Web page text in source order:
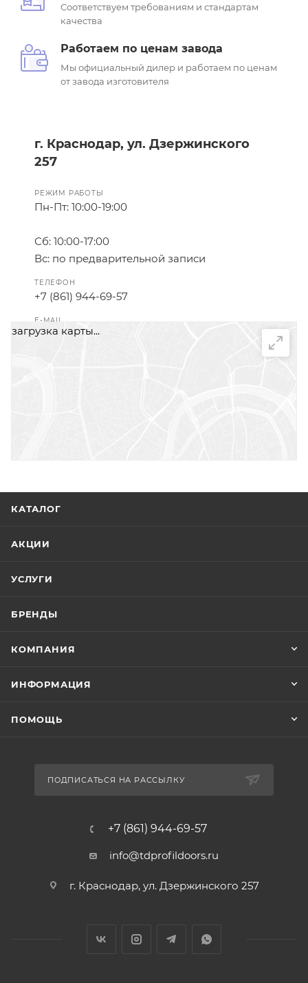
Соответствуем требованиям и стандартам
качества
Работаем по ценам завода
Мы официальный дилер и работаем по ценам
от завода изготовителя
г. Краснодар, ул. Дзержинского
257
РЕЖИМ РАБОТЫ
Пн-Пт: 10:00-19:00
Сб: 10:00-17:00
Вс: по предварительной записи
ТЕЛЕФОН
+7 (861) 944-69-57
E-MAIL
info@tdprofildoors.ru
загрузка карты...
КАТАЛОГ
АКЦИИ
УСЛУГИ
БРЕНДЫ
КОМПАНИЯ
ИНФОРМАЦИЯ
ПОМОЩЬ
ПОДПИСАТЬСЯ НА РАССЫЛКУ
+7 (861) 944-69-57
info@tdprofildoors.ru
г. Краснодар, ул. Дзержинского 257